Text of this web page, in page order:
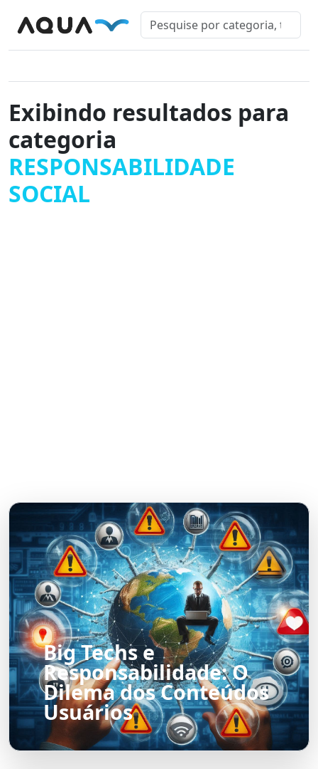
Exibindo resultados para
categoria
RESPONSABILIDADE
SOCIAL
Big Techs e
Responsabilidade: O
Dilema dos Conteúdos
Usuários